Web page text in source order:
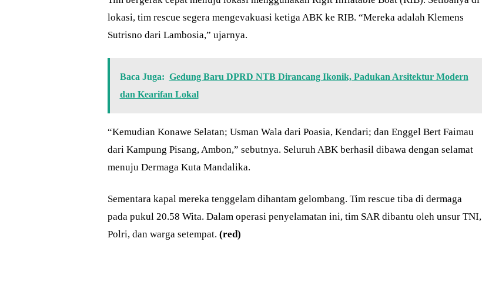
lokasi, tim rescue segera mengevakuasi ketiga ABK ke RIB. “Mereka adalah Klemens
Sutrisno dari Lambosia,” ujarnya.
Baca Juga: Gedung Baru DPRD NTB Dirancang Ikonik, Padukan Arsitektur Modern
dan Kearifan Lokal
“Kemudian Konawe Selatan; Usman Wala dari Poasia, Kendari; dan Enggel Bert Faimau
dari Kampung Pisang, Ambon,” sebutnya. Seluruh ABK berhasil dibawa dengan selamat
menuju Dermaga Kuta Mandalika.
Sementara kapal mereka tenggelam dihantam gelombang. Tim rescue tiba di dermaga
pada pukul 20.58 Wita. Dalam operasi penyelamatan ini, tim SAR dibantu oleh unsur TNI,
Polri, dan warga setempat. (red)